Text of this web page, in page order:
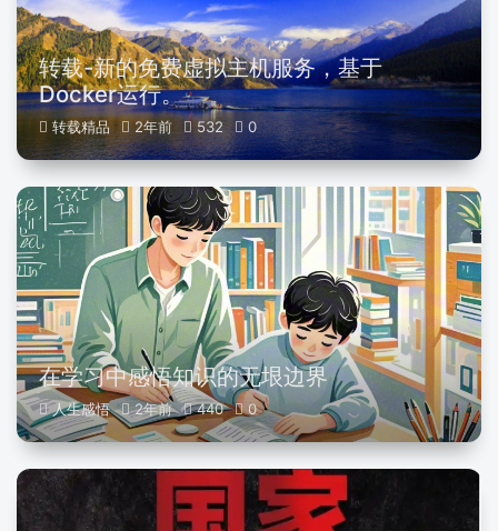
转载-新的免费虚拟主机服务，基于
Docker运行。
转载精品 2年前 532 0
在学习中感悟知识的无垠边界
人生感悟 2年前 440 0